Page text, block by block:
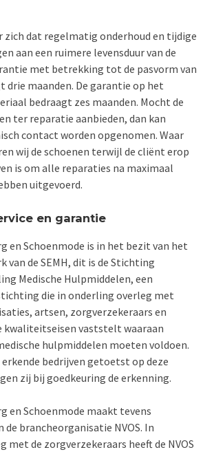
zich dat regelmatig onderhoud en tijdige
aan een ruimere levensduur van de
met betrekking tot de pasvorm van
drie maanden. De garantie op het
bedraagt zes maanden. Mocht de
ter reparatie aanbieden, dan kan
contact worden opgenomen. Waar
wij de schoenen terwijl de cliënt erop
is om alle reparaties na maximaal
uitgevoerd.
en garantie
en Schoenmode is in het bezit van het
van de SEMH, dit is de Stichting
Medische Hulpmiddelen, een
die in onderling overleg met
artsen, zorgverzekeraars en
kwaliteitseisen vaststelt waaraan
hulpmiddelen moeten voldoen.
bedrijven getoetst op deze
zij bij goedkeuring de erkenning.
en Schoenmode maakt tevens
de brancheorganisatie NVOS. In
met de zorgverzekeraars heeft de NVOS